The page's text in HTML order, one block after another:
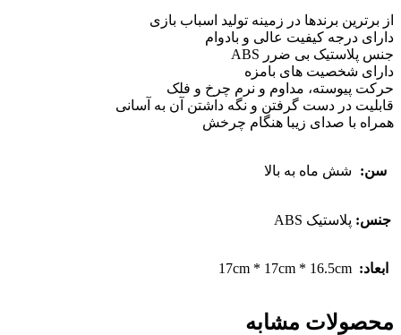
از برترین برندها در زمینه تولید اسباب بازی
دارای درجه کیفیت عالی و بادوام
جنس پلاستیک بی ضرر ABS
دارای شخصیت های بامزه
حرکت پیوسته، مداوم و نرم چرخ و فلک
قابلیت در دست گرفتن و نگه داشتن آن به آسانی
همراه با صدای زیبا هنگام چرخش
سن: شش ماه به بالا
جنس: پلاستیک ABS
ابعاد: 17cm * 17cm * 16.5cm
محصولات مشابه